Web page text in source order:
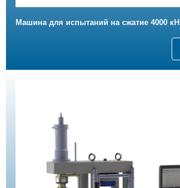
Машина для испытаний на сжатие 4000 кН